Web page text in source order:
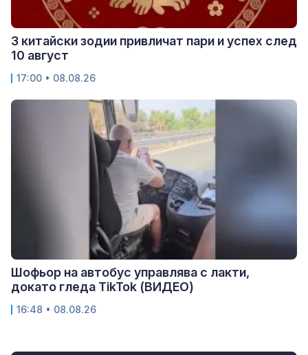
3 китайски зодии привличат пари и успех след
10 август
17:00 • 08.08.26
Шофьор на автобус управлява с лакти,
докато гледа TikTok (ВИДЕО)
16:48 • 08.08.26